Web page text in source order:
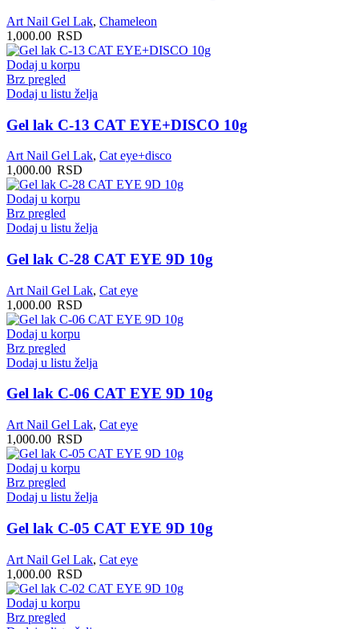
Art Nail Gel Lak, Chameleon
1,000.00 RSD
Dodaj u korpu
Brz pregled
Dodaj u listu želja
Gel lak C-13 CAT EYE+DISCO 10g
Art Nail Gel Lak, Cat eye+disco
1,000.00 RSD
Dodaj u korpu
Brz pregled
Dodaj u listu želja
Gel lak C-28 CAT EYE 9D 10g
Art Nail Gel Lak, Cat eye
1,000.00 RSD
Dodaj u korpu
Brz pregled
Dodaj u listu želja
Gel lak C-06 CAT EYE 9D 10g
Art Nail Gel Lak, Cat eye
1,000.00 RSD
Dodaj u korpu
Brz pregled
Dodaj u listu želja
Gel lak C-05 CAT EYE 9D 10g
Art Nail Gel Lak, Cat eye
1,000.00 RSD
Dodaj u korpu
Brz pregled